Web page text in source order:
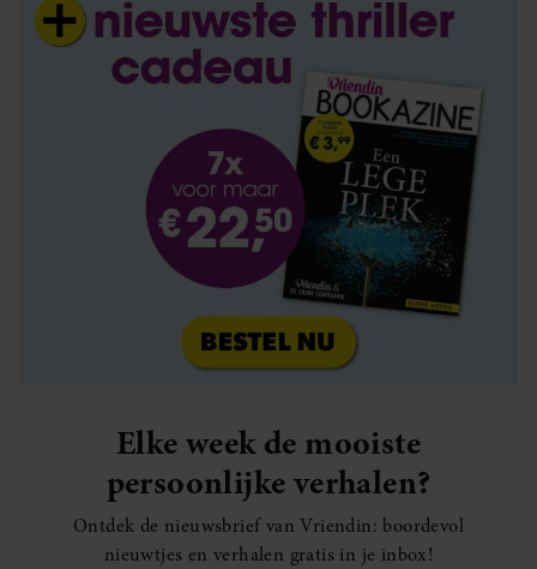
Elke week de mooiste
persoonlijke verhalen?
Ontdek de nieuwsbrief van Vriendin: boordevol
nieuwtjes en verhalen gratis in je inbox!